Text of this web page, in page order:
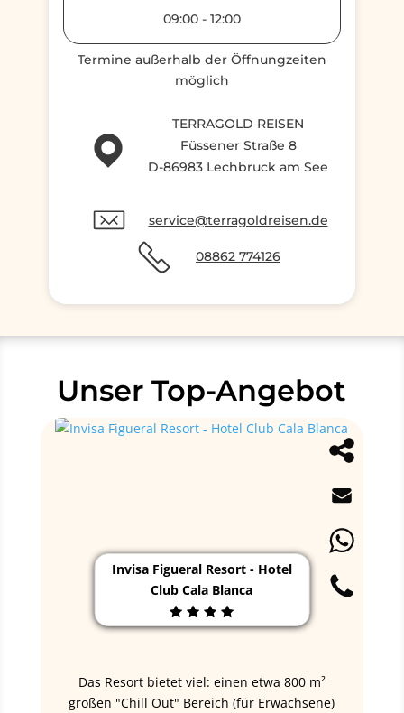
09:00 - 12:00
Termine außerhalb der Öffnungzeiten
möglich
TERRAGOLD REISEN
Füssener Straße 8
D-86983 Lechbruck am See
service@terragoldreisen.de
08862 774126
Unser Top-Angebot
Invisa Figueral Resort - Hotel
Club Cala Blanca
Das Resort bietet viel: einen etwa 800 m²
großen "Chill Out" Bereich (für Erwachsene)